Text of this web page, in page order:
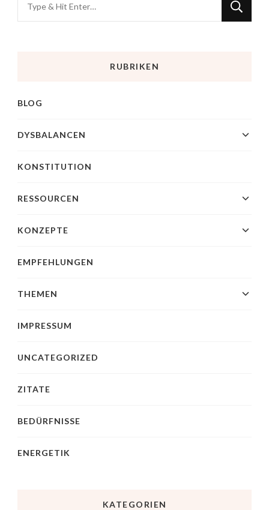
RUBRIKEN
BLOG
DYSBALANCEN
KONSTITUTION
RESSOURCEN
KONZEPTE
EMPFEHLUNGEN
THEMEN
IMPRESSUM
UNCATEGORIZED
ZITATE
BEDÜRFNISSE
ENERGETIK
KATEGORIEN